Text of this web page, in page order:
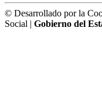
© Desarrollado por la
Social | Gobierno del